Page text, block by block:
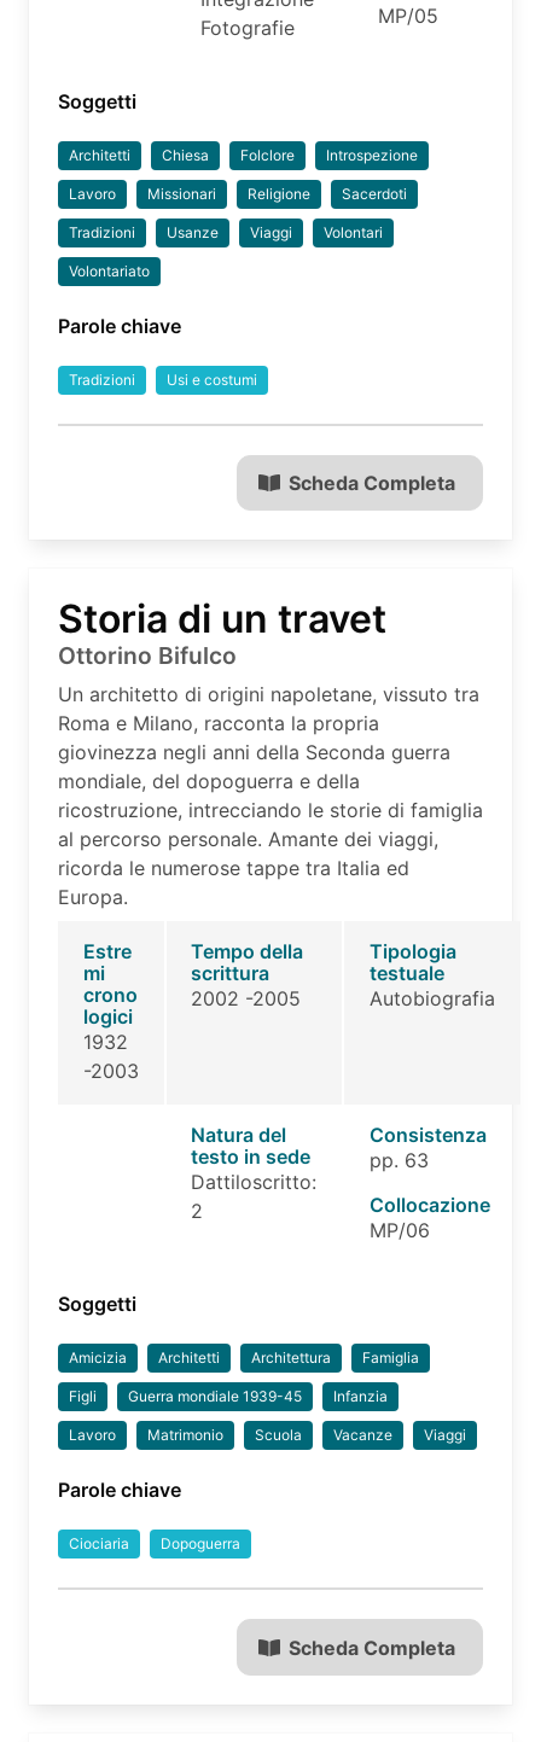
Fotografie
MP/05
Soggetti
Architetti Chiesa Folclore Introspezione
Lavoro Missionari Religione Sacerdoti
Tradizioni Usanze Viaggi Volontari
Volontariato
Parole chiave
Tradizioni Usi e costumi
Scheda Completa
Storia di un travet
Ottorino Bifulco
Un architetto di origini napoletane, vissuto tra
Roma e Milano, racconta la propria
giovinezza negli anni della Seconda guerra
mondiale, del dopoguerra e della
ricostruzione, intrecciando le storie di famiglia
al percorso personale. Amante dei viaggi,
ricorda le numerose tappe tra Italia ed
Europa.
Estre
mi
crono
logici
1932
-2003
Tempo della
scrittura
2002 -2005
Tipologia
testuale
Autobiografia
Natura del
testo in sede
Dattiloscritto:
2
Consistenza
pp. 63
Collocazione
MP/06
Soggetti
Amicizia Architetti Architettura Famiglia
Figli Guerra mondiale 1939-45 Infanzia
Lavoro Matrimonio Scuola Vacanze Viaggi
Parole chiave
Ciociaria Dopoguerra
Scheda Completa